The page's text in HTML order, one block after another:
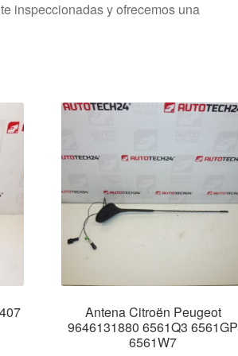
inspeccionadas y ofrecemos una
Antena Citroën Peugeot
9646131880 6561Q3 6561GP
6561W7